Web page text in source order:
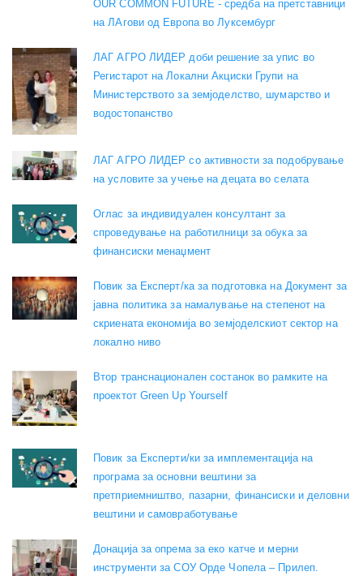
OUR COMMON FUTURE - средба на претставници
на ЛАгови од Европа во Луксембург
ЛАГ АГРО ЛИДЕР доби решение за упис во
Регистарот на Локални Акциски Групи на
Министерството за земјоделство, шумарство и
водостопанство
ЛАГ АГРО ЛИДЕР со активности за подобрување
на условите за учење на децата во селата
Оглас за индивидуален консултант за
спроведување на работилници за обука за
финансиски менаџмент
Повик за Експерт/ка за подготовка на Документ за
јавна политика за намалување на степенот на
скриената економија во земјоделскиот сектор на
локално ниво
Втор транснационален состанок во рамките на
проектот Green Up Yourself
Повик за Експерти/ки за имплементација на
програма за основни вештини за
претприемништво, пазарни, финансиски и деловни
вештини и самовработување
Донација за опрема за еко катче и мерни
инструменти за СОУ Орде Чопела – Прилеп.